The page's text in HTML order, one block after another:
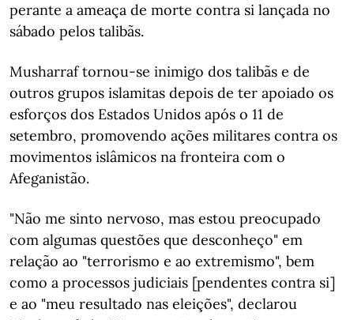
perante a ameaça de morte contra si lançada no
sábado pelos talibãs.
Musharraf tornou-se inimigo dos talibãs e de
outros grupos islamitas depois de ter apoiado os
esforços dos Estados Unidos após o 11 de
setembro, promovendo ações militares contra os
movimentos islâmicos na fronteira com o
Afeganistão.
"Não me sinto nervoso, mas estou preocupado
com algumas questões que desconheço" em
relação ao "terrorismo e ao extremismo", bem
como a processos judiciais [pendentes contra si]
e ao "meu resultado nas eleições", declarou